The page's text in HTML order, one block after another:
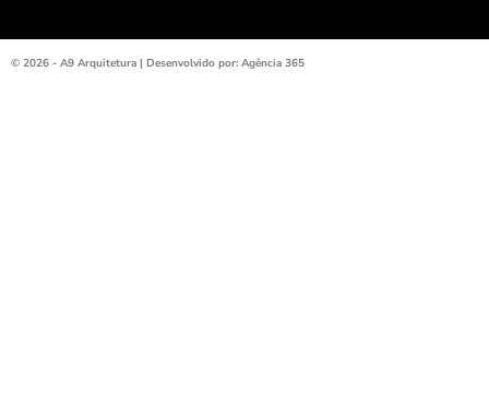
© 2026 - A9 Arquitetura | Desenvolvido por: Agência 365